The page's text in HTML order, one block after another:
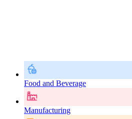
Food and Beverage
Manufacturing